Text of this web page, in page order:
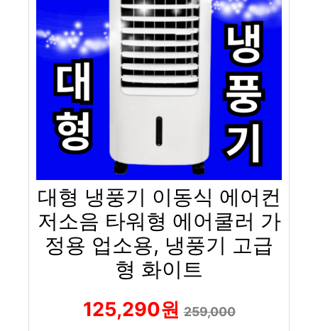
대형 냉풍기 이동식 에어컨
저소음 타워형 에어쿨러 가
정용 업소용, 냉풍기 고급
형 화이트
125,290원259,000